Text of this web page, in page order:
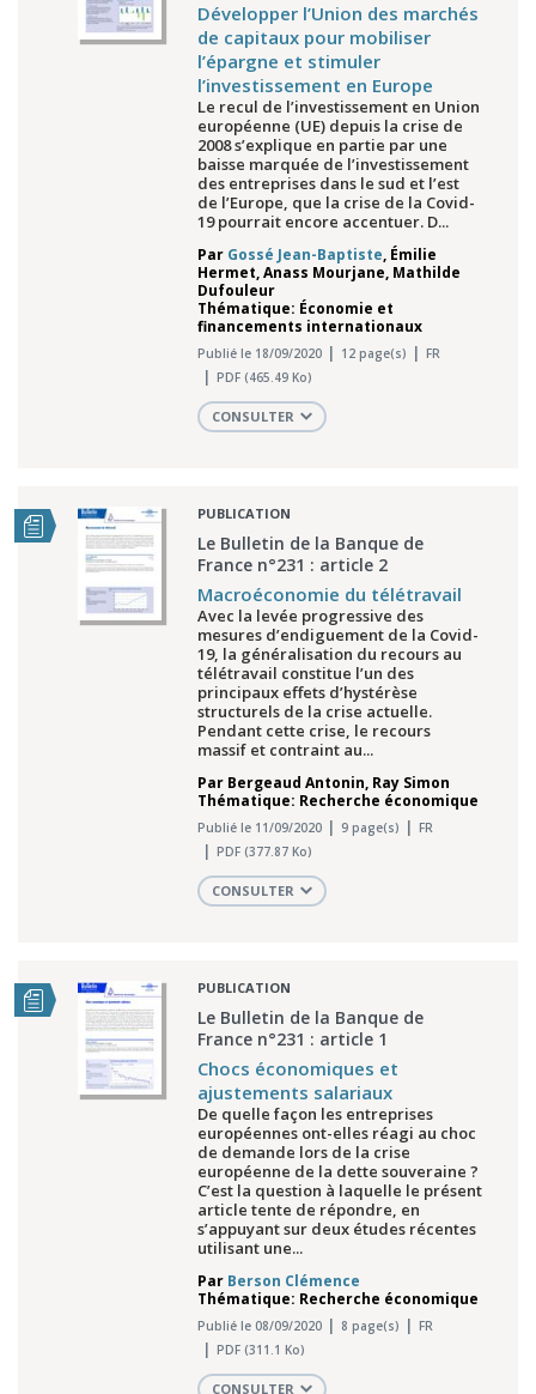
Développer l’Union des marchés
de capitaux pour mobiliser
l’épargne et stimuler
l’investissement en Europe
Le recul de l’investissement en Union
européenne (UE) depuis la crise de
2008 s’explique en partie par une
baisse marquée de l’investissement
des entreprises dans le sud et l’est
de l’Europe, que la crise de la Covid-
19 pourrait encore accentuer. D...
Par Gossé Jean-Baptiste, Émilie
Hermet,Anass Mourjane, Mathilde
Dufouleur
Thématique: Économie et
financements internationaux
Publié le 18/09/2020 12 page(s)
FR
PDF (465.49 Ko)
CONSULTER
PUBLICATION
Le Bulletin de la Banque de
France n°231 : article 2
Macroéconomie du télétravail
Avec la levée progressive des
mesures d’endiguement de la Covid-
19, la généralisation du recours au
télétravail constitue l’un des
principaux effets d’hystérèse
structurels de la crise actuelle.
Pendant cette crise, le recours
massif et contraint au...
Par Bergeaud Antonin, Ray Simon
Thématique: Recherche économique
Publié le 11/09/2020 9 page(s)
FR
PDF (377.87 Ko)
CONSULTER
PUBLICATION
Le Bulletin de la Banque de
France n°231 : article 1
Chocs économiques et
ajustements salariaux
De quelle façon les entreprises
européennes ont-elles réagi au choc
de demande lors de la crise
européenne de la dette souveraine ?
C’est la question à laquelle le présent
article tente de répondre, en
s’appuyant sur deux études récentes
utilisant une...
Par Berson Clémence
Thématique: Recherche économique
Publié le 08/09/2020 8 page(s)
FR
PDF (311.1 Ko)
CONSULTER